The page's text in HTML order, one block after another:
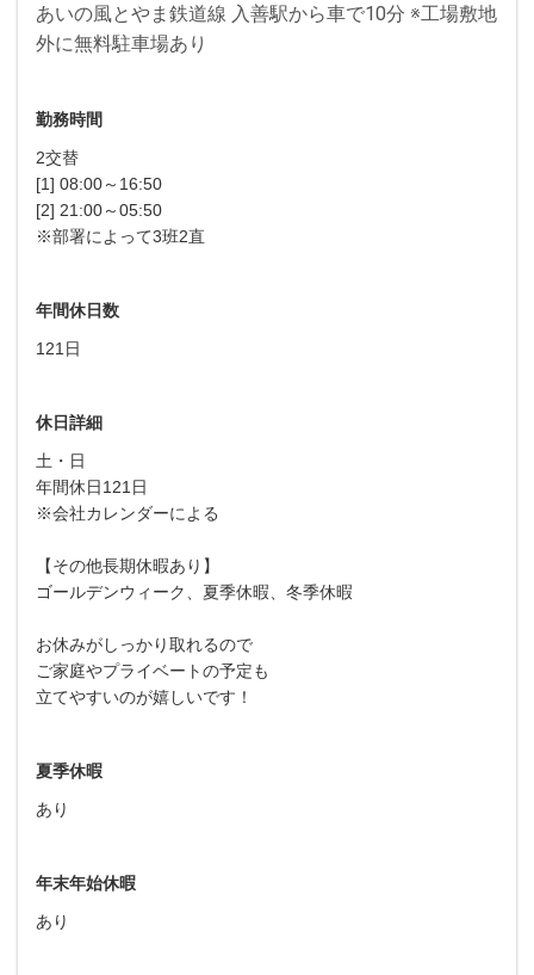
あいの風とやま鉄道線 入善駅から車で10分 ※工場敷地
外に無料駐車場あり
勤務時間
2交替
[1] 08:00～16:50
[2] 21:00～05:50
※部署によって3班2直
年間休日数
121日
休日詳細
土・日
年間休日121日
※会社カレンダーによる
【その他長期休暇あり】
ゴールデンウィーク、夏季休暇、冬季休暇
お休みがしっかり取れるので
ご家庭やプライベートの予定も
立てやすいのが嬉しいです！
夏季休暇
あり
年末年始休暇
あり